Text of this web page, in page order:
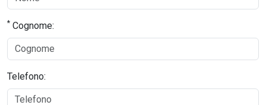
* Cognome:
Telefono: